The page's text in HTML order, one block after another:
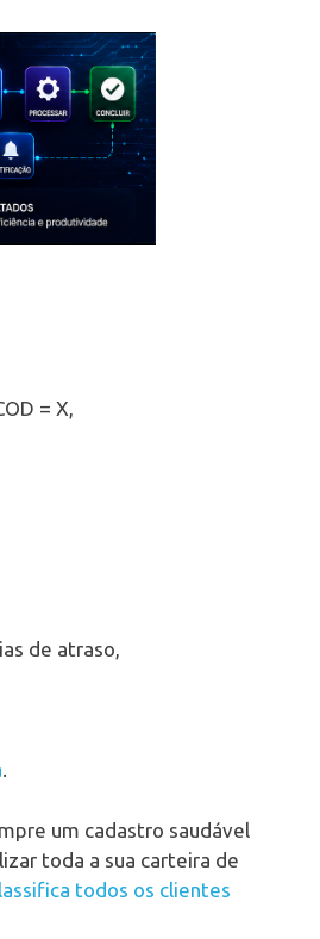
= X,
de atraso,
.
um cadastro saudável
toda a sua carteira de
todos os clientes